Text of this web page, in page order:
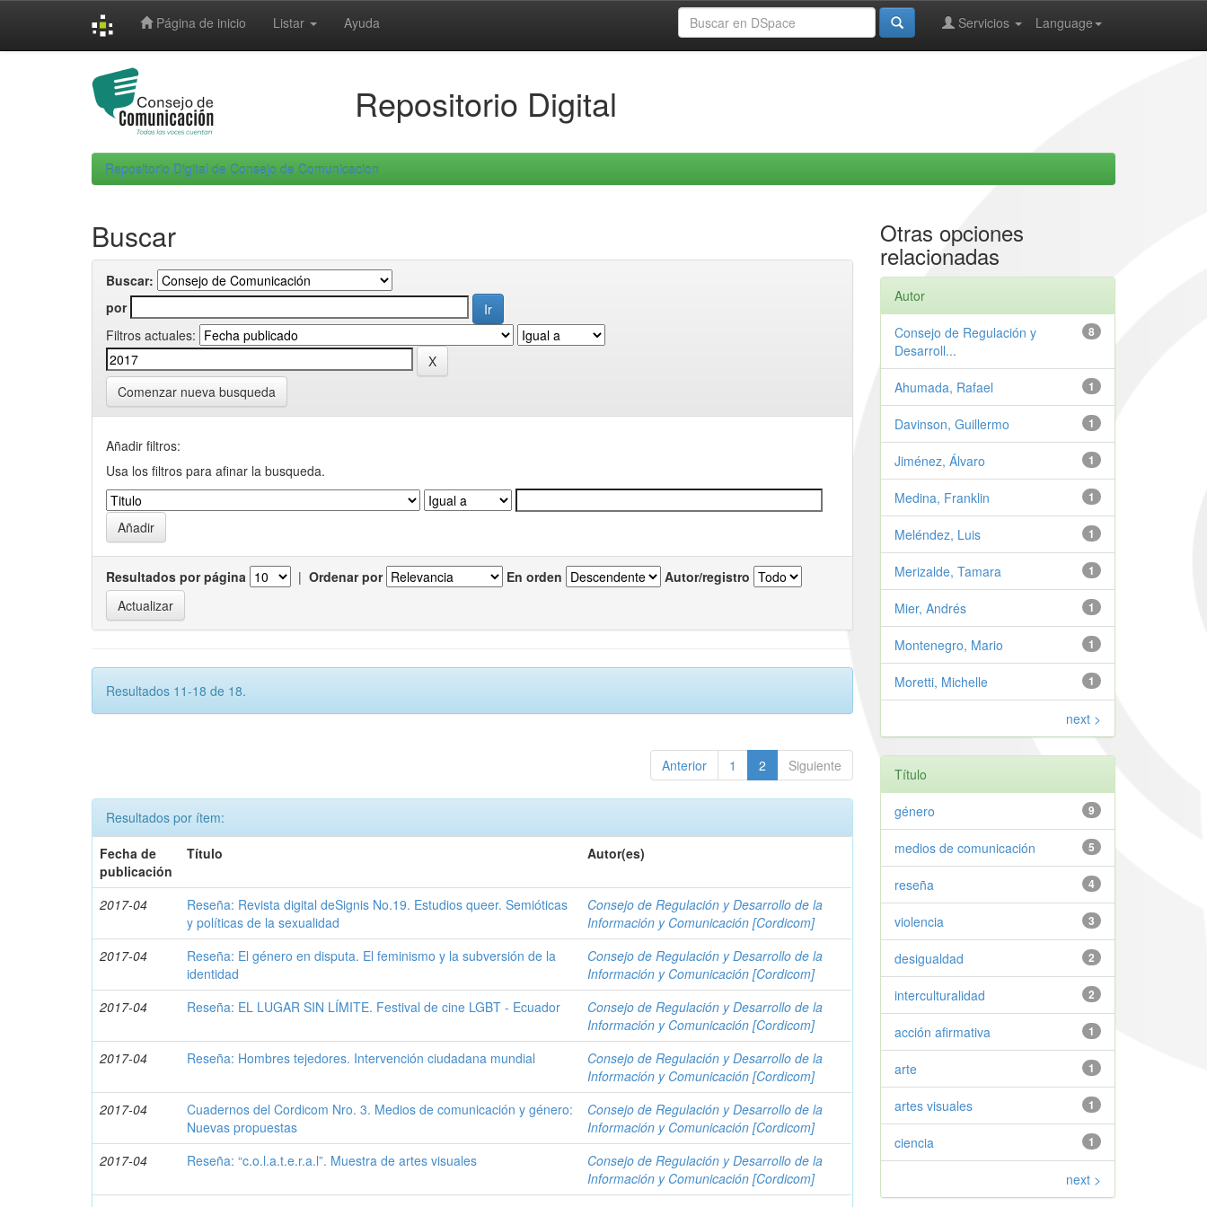
Página de inicio Listar Ayuda Language
Servicios
Repositorio Digital
Repositorio Digital de Consejo de Comunicacion
Buscar
Buscar:
por
Filtros actuales:
Comenzar nueva busqueda
Añadir filtros:
Usa los filtros para afinar la busqueda.
Resultados por página | Ordenar por En orden Autor/registro
Resultados 11-18 de 18.
Anterior 1 2 Siguiente
Resultados por ítem:
Fecha de
publicación
Título Autor(es)
2017-04
Reseña: Revista digital deSignis No.19. Estudios queer. Semióticas
y políticas de la sexualidad
Consejo de Regulación y Desarrollo de la
Información y Comunicación [Cordicom]
2017-04
Reseña: El género en disputa. El feminismo y la subversión de la
identidad
Consejo de Regulación y Desarrollo de la
Información y Comunicación [Cordicom]
2017-04
Reseña: EL LUGAR SIN LÍMITE. Festival de cine LGBT - Ecuador
Consejo de Regulación y Desarrollo de la
Información y Comunicación [Cordicom]
2017-04
Reseña: Hombres tejedores. Intervención ciudadana mundial
Consejo de Regulación y Desarrollo de la
Información y Comunicación [Cordicom]
2017-04
Cuadernos del Cordicom Nro. 3. Medios de comunicación y género:
Nuevas propuestas
Consejo de Regulación y Desarrollo de la
Información y Comunicación [Cordicom]
2017-04
Reseña: “c.o.l.a.t.e.r.a.l”. Muestra de artes visuales
Consejo de Regulación y Desarrollo de la
Información y Comunicación [Cordicom]
Otras opciones
relacionadas
Autor
8
Consejo de Regulación y
Desarroll...
1
Ahumada, Rafael
1
Davinson, Guillermo
1
Jiménez, Álvaro
1
Medina, Franklin
1
Meléndez, Luis
1
Merizalde, Tamara
1
Mier, Andrés
1
Montenegro, Mario
1
Moretti, Michelle
next >
Título
9
género
5
medios de comunicación
4
reseña
3
violencia
2
desigualdad
2
interculturalidad
1
acción afirmativa
1
arte
1
artes visuales
1
ciencia
next >